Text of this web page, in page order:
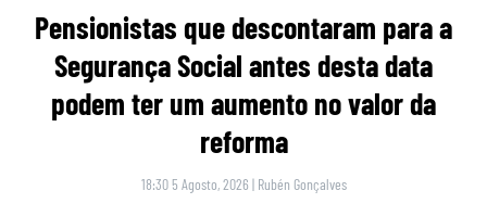
Pensionistas que descontaram para a
Segurança Social antes desta data
podem ter um aumento no valor da
reforma
18:30 5 Agosto, 2026 | Rubén Gonçalves